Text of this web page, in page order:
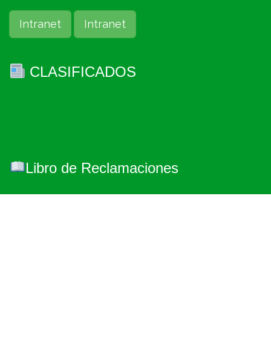
Intranet Intranet
CLASIFICADOS
Libro de Reclamaciones